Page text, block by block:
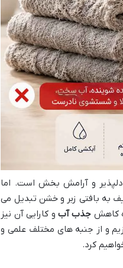
دلپذیر و آرامش بخش است. اما
به بافتی زبر و خشن تبدیل می
کاهش جذب آب و کارایی آن نیز
و از جنبه های مختلف علمی و
کرد.